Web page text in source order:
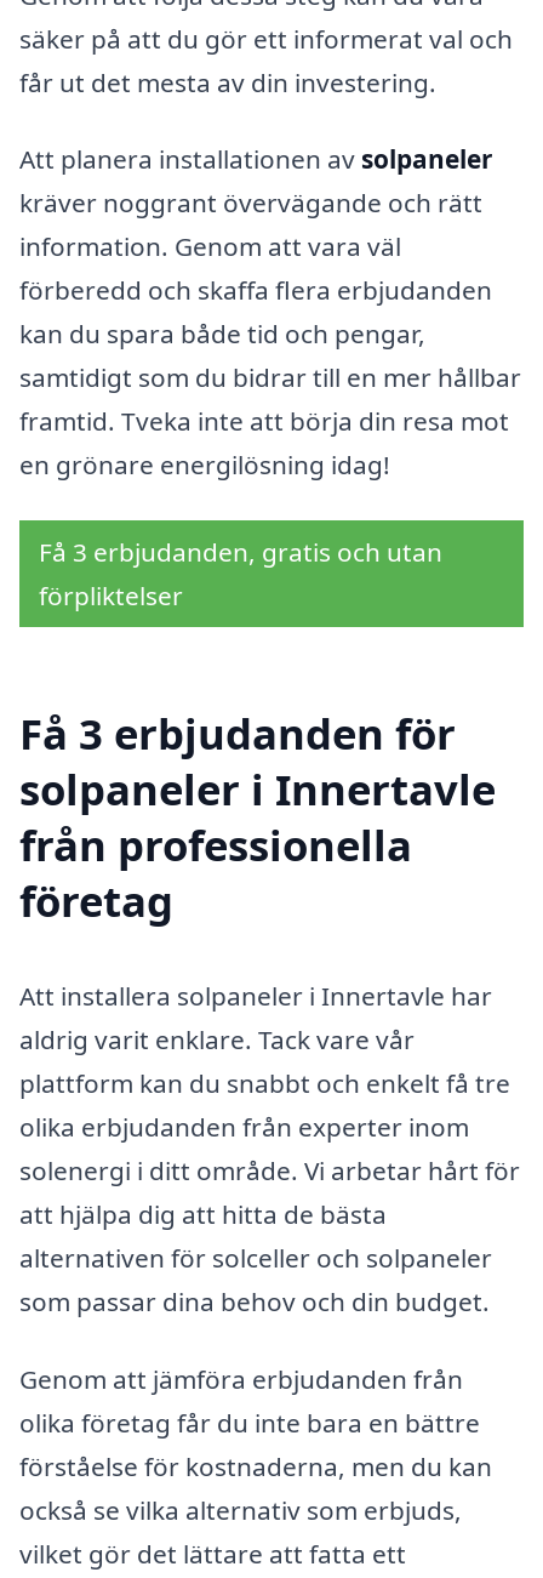
säker på att du gör ett informerat val och
får ut det mesta av din investering.
Att planera installationen av solpaneler
kräver noggrant övervägande och rätt
information. Genom att vara väl
förberedd och skaffa flera erbjudanden
kan du spara både tid och pengar,
samtidigt som du bidrar till en mer hållbar
framtid. Tveka inte att börja din resa mot
en grönare energilösning idag!
Få 3 erbjudanden, gratis och utan
förpliktelser
Få 3 erbjudanden för
solpaneler i Innertavle
från professionella
företag
Att installera solpaneler i Innertavle har
aldrig varit enklare. Tack vare vår
plattform kan du snabbt och enkelt få tre
olika erbjudanden från experter inom
solenergi i ditt område. Vi arbetar hårt för
att hjälpa dig att hitta de bästa
alternativen för solceller och solpaneler
som passar dina behov och din budget.
Genom att jämföra erbjudanden från
olika företag får du inte bara en bättre
förståelse för kostnaderna, men du kan
också se vilka alternativ som erbjuds,
vilket gör det lättare att fatta ett